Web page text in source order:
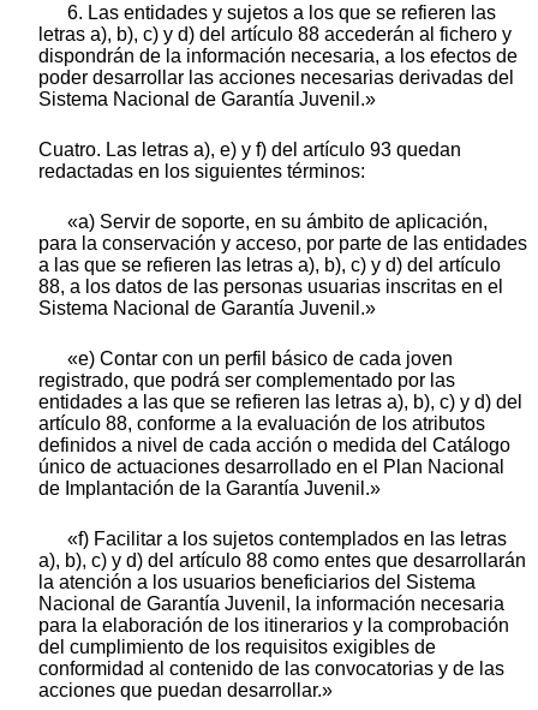
6. Las entidades y sujetos a los que se refieren las
letras a), b), c) y d) del artículo 88 accederán al fichero y
dispondrán de la información necesaria, a los efectos de
poder desarrollar las acciones necesarias derivadas del
Sistema Nacional de Garantía Juvenil.»
Cuatro. Las letras a), e) y f) del artículo 93 quedan
redactadas en los siguientes términos:
«a) Servir de soporte, en su ámbito de aplicación,
para la conservación y acceso, por parte de las entidades
a las que se refieren las letras a), b), c) y d) del artículo
88, a los datos de las personas usuarias inscritas en el
Sistema Nacional de Garantía Juvenil.»
«e) Contar con un perfil básico de cada joven
registrado, que podrá ser complementado por las
entidades a las que se refieren las letras a), b), c) y d) del
artículo 88, conforme a la evaluación de los atributos
definidos a nivel de cada acción o medida del Catálogo
único de actuaciones desarrollado en el Plan Nacional
de Implantación de la Garantía Juvenil.»
«f) Facilitar a los sujetos contemplados en las letras
a), b), c) y d) del artículo 88 como entes que desarrollarán
la atención a los usuarios beneficiarios del Sistema
Nacional de Garantía Juvenil, la información necesaria
para la elaboración de los itinerarios y la comprobación
del cumplimiento de los requisitos exigibles de
conformidad al contenido de las convocatorias y de las
acciones que puedan desarrollar.»